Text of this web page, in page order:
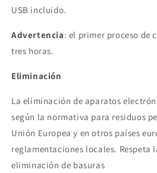
USB incluido.
Advertencia: el primer proceso de
tres horas.
Eliminación
La eliminación de aparatos
según la normativa para residuos
Unión Europea y en otros países
reglamentaciones locales. Respeta
eliminación de basuras